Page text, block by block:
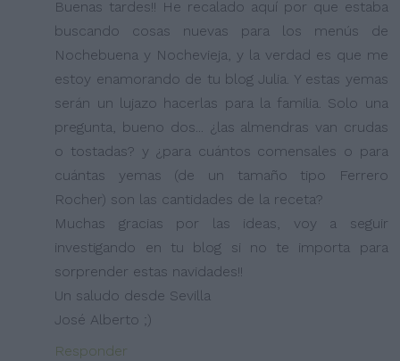
Buenas tardes!! He recalado aquí por que estaba
buscando cosas nuevas para los menús de
Nochebuena y Nochevieja, y la verdad es que me
estoy enamorando de tu blog Julia. Y estas yemas
serán un lujazo hacerlas para la familia. Solo una
pregunta, bueno dos... ¿las almendras van crudas
o tostadas? y ¿para cuántos comensales o para
cuántas yemas (de un tamaño tipo Ferrero
Rocher) son las cantidades de la receta?
Muchas gracias por las ideas, voy a seguir
investigando en tu blog si no te importa para
sorprender estas navidades!!
Un saludo desde Sevilla
José Alberto ;)
Responder